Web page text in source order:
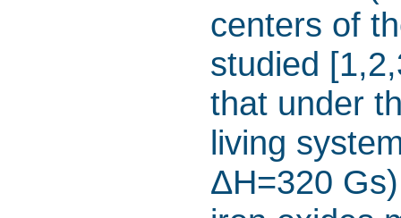
centers of
studied
that under
living
ΔH=320